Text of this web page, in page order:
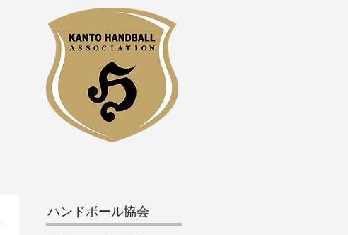
ハンドボール協会